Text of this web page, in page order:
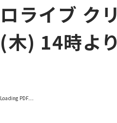
ロライブ ク
(木) 14時よ
Loading PDF…